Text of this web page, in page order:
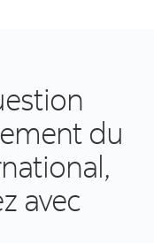
du
avec